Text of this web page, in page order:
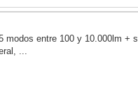
entre 100 y 10.000lm +
...